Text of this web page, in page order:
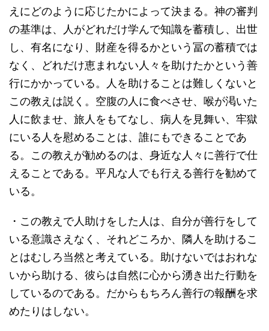
えにどのように応じたかによって決まる。神の審判
の基準は、人がどれだけ学んで知識を蓄積し、出世
し、有名になり、財産を得るかという冨の蓄積では
なく、どれだけ恵まれない人々を助けたかという善
行にかかっている。人を助けることは難しくないと
この教えは説く。空腹の人に食べさせ、喉が渇いた
人に飲ませ、旅人をもてなし、病人を見舞い、牢獄
にいる人を慰めることは、誰にもできることであ
る。この教えが勧めるのは、身近な人々に善行で仕
えることである。平凡な人でも行える善行を勧めて
いる。
・この教えで人助けをした人は、自分が善行をして
いる意識さえなく、それどころか、隣人を助けるこ
とはむしろ当然と考えている。助けないではおれな
いから助ける、彼らは自然に心から湧き出た行動を
しているのである。だからもちろん善行の報酬を求
めたりはしない。